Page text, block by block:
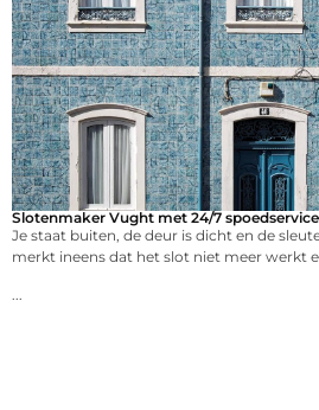
Slotenmaker Vught met 24/7 spoedservice
Je staat buiten, de deur is dicht en de
merkt ineens dat het slot niet meer werkt
...